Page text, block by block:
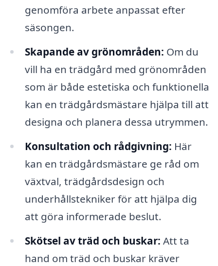
genomföra arbete anpassat efter
säsongen.
Skapande av grönområden: Om du
vill ha en trädgård med grönområden
som är både estetiska och funktionella
kan en trädgårdsmästare hjälpa till att
designa och planera dessa utrymmen.
Konsultation och rådgivning: Här
kan en trädgårdsmästare ge råd om
växtval, trädgårdsdesign och
underhållstekniker för att hjälpa dig
att göra informerade beslut.
Skötsel av träd och buskar: Att ta
hand om träd och buskar kräver